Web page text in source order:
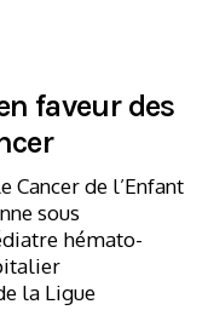
faveur des
Cancer de l’Enfant
sous
hémato-
la Ligue